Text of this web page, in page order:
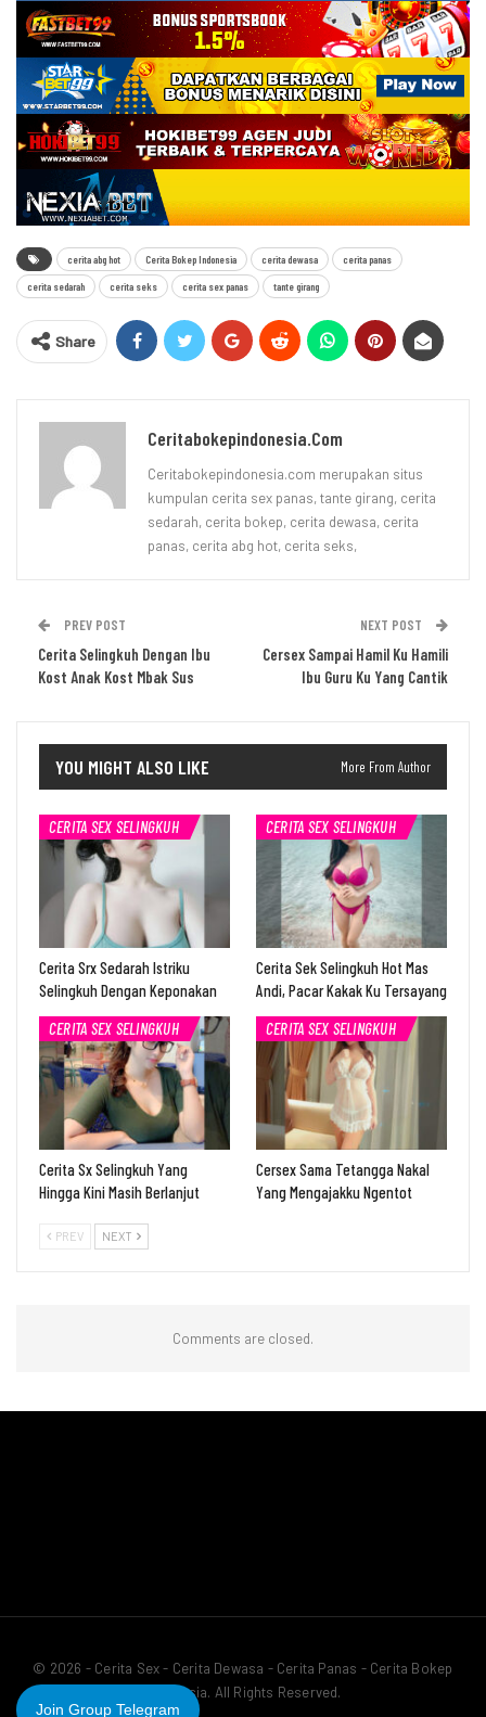
cerita abg hot Cerita Bokep Indonesia cerita dewasa cerita panas
cerita sedarah cerita seks cerita sex panas tante girang
Share
Ceritabokepindonesia.com
Ceritabokepindonesia.com merupakan situs
kumpulan cerita sex panas, tante girang, cerita
sedarah, cerita bokep, cerita dewasa, cerita
panas, cerita abg hot, cerita seks,
PREV POST
Cerita Selingkuh Dengan Ibu
Kost Anak Kost Mbak Sus
NEXT POST
Cersex Sampai Hamil Ku Hamili
Ibu Guru Ku Yang Cantik
YOU MIGHT ALSO LIKE More From Author
CERITA SEX SELINGKUH
Cerita Srx Sedarah Istriku
Selingkuh Dengan Keponakan
CERITA SEX SELINGKUH
Cerita Sek Selingkuh Hot Mas
Andi, Pacar Kakak Ku Tersayang
CERITA SEX SELINGKUH
Cerita Sx Selingkuh Yang
Hingga Kini Masih Berlanjut
CERITA SEX SELINGKUH
Cersex Sama Tetangga Nakal
Yang Mengajakku Ngentot
PREV NEXT
Comments are closed.
© 2026 - Cerita Sex - Cerita Dewasa - Cerita Panas - Cerita Bokep
Indonesia. All Rights Reserved.
Join Group Telegram